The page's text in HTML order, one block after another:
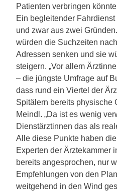
Patienten verbringen
Ein begleitender
und zwar aus zwei
würden die Suchzeiten
Adressen senken und sie
steigern. „Vor allem
– die jüngste Umfrage auf
dass rund ein Viertel der
Spitälern bereits physische
Meindl. „Da ist es wenig
Dienstärztinnen das als
Alle diese Punkte haben
Experten der Ärztekammer
bereits angesprochen, nur
Empfehlungen von den
weitgehend in den Wind